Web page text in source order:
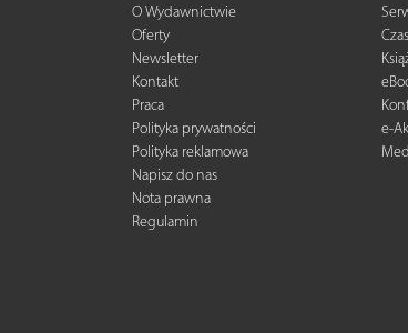
O Wydawnictwie
Oferty
Newsletter
Kontakt
Praca
Polityka prywatności
Polityka reklamowa
Napisz do nas
Nota prawna
Regulamin
e-